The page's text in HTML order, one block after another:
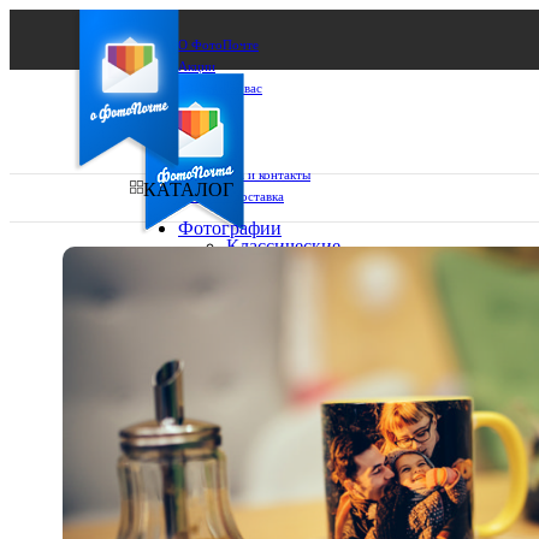
О ФотоПочте
Акции
Сделаем за вас
Бизнесу
FAQ
Франшиза
Поддержка и контакты
Оплата и доставка
Выберите из списка:
КАТАЛОГ
Фотографии
Классические
15х20
20х20
20х30
Фото
в